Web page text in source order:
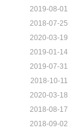
2019-08-01
2018-07-25
2020-03-19
2019-01-14
2019-07-31
2018-10-11
2020-03-18
2018-08-17
2018-09-02